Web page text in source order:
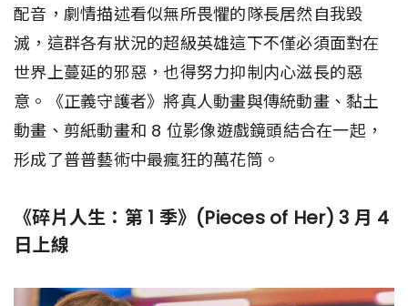
配音，劇情描述看似無所畏懼的隊長居然自我毀
滅，這群各有狀況的超級英雄這下不僅必須面對在
世界上蔓延的邪惡，也得努力抑制内心滋長的惡
意。《正義守護者》將真人動畫與傳統動畫、黏土
動畫、剪紙動畫和 8 位影像遊戲鏡頭結合在一起，
形成了普普藝術中最瘋狂的萬花筒。
《碎片人生：第 1 季》(Pieces of Her) 3 月 4
日上線